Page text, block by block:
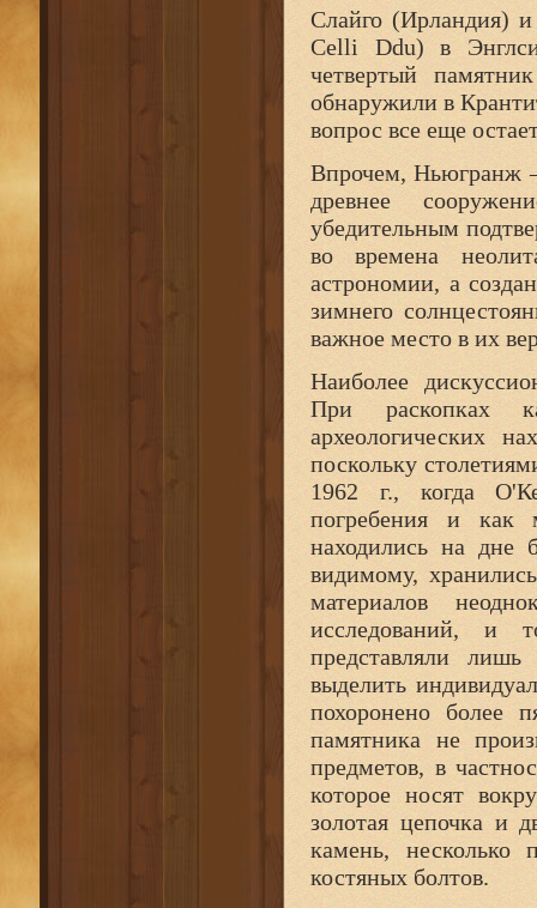
Слайго (Ирландия)
Celli Ddu) в
четвертый
обнаружили в
вопрос все еще
Впрочем, Ньюгранж
древнее
убедительным
во времена
астрономии, а
зимнего
важное место в их
Наиболее
При раскопках
археологических
поскольку
1962 г., когда
погребения и как
находились на дне
видимому,
материалов
исследований, и
представляли
выделить
похоронено более
памятника не
предметов, в
которое носят
золотая цепочка и
камень, несколько
костяных болтов.